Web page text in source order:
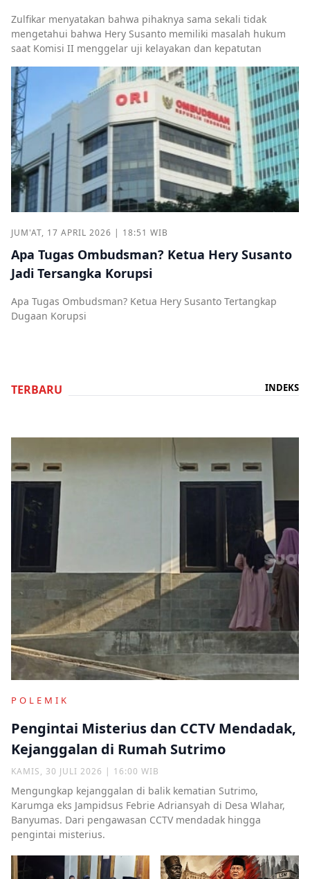
Zulfikar menyatakan bahwa pihaknya sama sekali tidak
mengetahui bahwa Hery Susanto memiliki masalah hukum
saat Komisi II menggelar uji kelayakan dan kepatutan
JUM'AT, 17 APRIL 2026 | 18:51 WIB
Apa Tugas Ombudsman? Ketua Hery Susanto
Jadi Tersangka Korupsi
Apa Tugas Ombudsman? Ketua Hery Susanto Tertangkap
Dugaan Korupsi
TERBARU INDEKS
POLEMIK
Pengintai Misterius dan CCTV Mendadak,
Kejanggalan di Rumah Sutrimo
KAMIS, 30 JULI 2026 | 16:00 WIB
Mengungkap kejanggalan di balik kematian Sutrimo,
Karumga eks Jampidsus Febrie Adriansyah di Desa Wlahar,
Banyumas. Dari pengawasan CCTV mendadak hingga
pengintai misterius.